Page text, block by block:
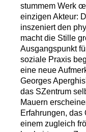
stummem Werk
einzigen Akteur:
inszeniert den
macht die Stille
Ausgangspunkt
soziale Praxis
eine neue
Georges
das SZentrum
Mauern
Erfahrungen, das
einem zugleich